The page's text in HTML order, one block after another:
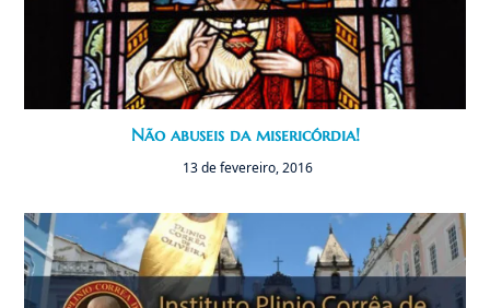
Não abuseis da misericórdia!
13 de fevereiro, 2016